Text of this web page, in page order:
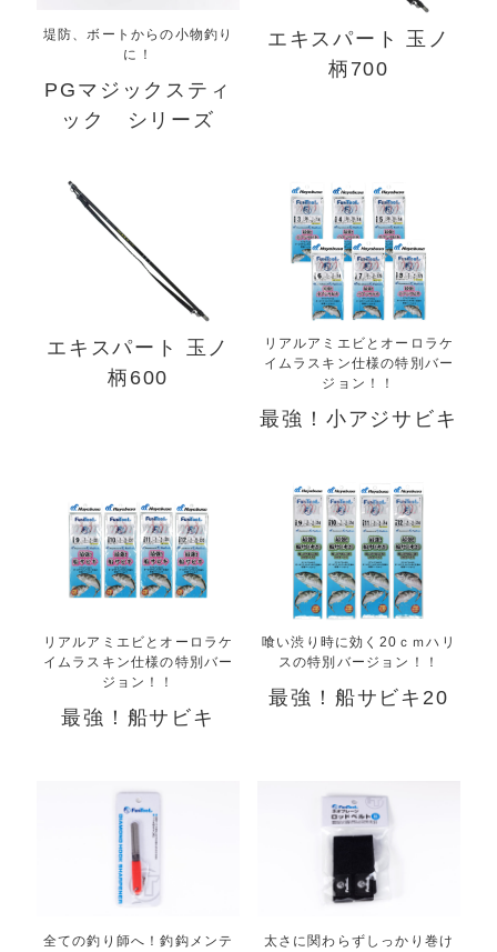
堤防、ボートからの小物釣り
に！
PGマジックスティ
ック シリーズ
エキスパート 玉ノ
柄700
エキスパート 玉ノ
柄600
リアルアミエビとオーロラケ
イムラスキン仕様の特別バー
ジョン！！
最強！小アジサビキ
リアルアミエビとオーロラケ
イムラスキン仕様の特別バー
ジョン！！
最強！船サビキ
喰い渋り時に効く20ｃｍハリ
スの特別バージョン！！
最強！船サビキ20
全ての釣り師へ！釣鈎メンテ
太さに関わらずしっかり巻け